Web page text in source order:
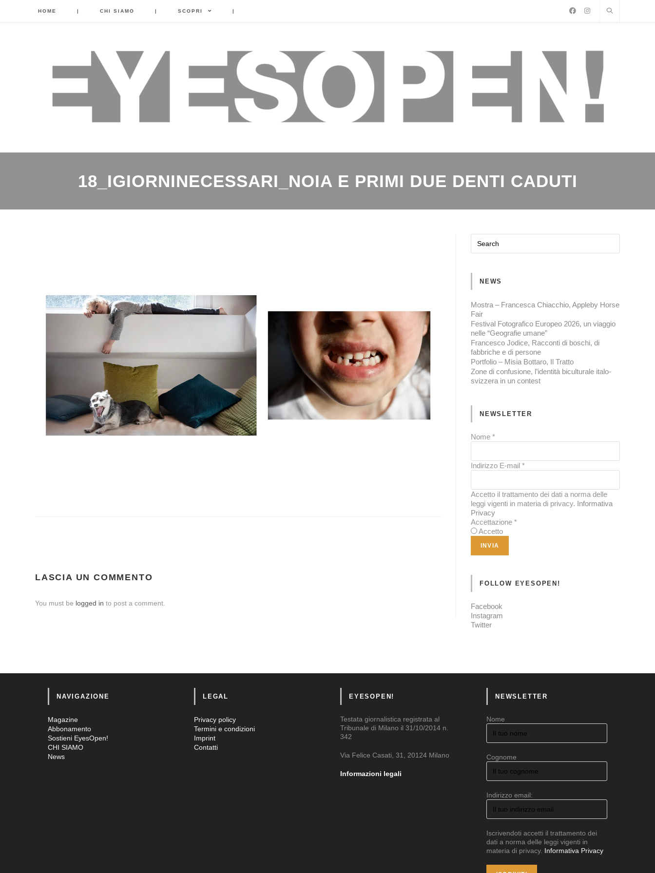
HOME | CHI SIAMO | SCOPRI |
18_IGIORNINECESSARI_NOIA E PRIMI DUE DENTI CADUTI
LASCIA UN COMMENTO
You must be logged in to post a comment.
NEWS
Mostra – Francesca Chiacchio, Appleby Horse
Fair
Festival Fotografico Europeo 2026, un viaggio
nelle “Geografie umane”
Francesco Jodice, Racconti di boschi, di
fabbriche e di persone
Portfolio – Misia Bottaro, Il Tratto
Zone di confusione, l’identità biculturale italo-
svizzera in un contest
NEWSLETTER
Nome *
Indirizzo E-mail *
Accetto il trattamento dei dati a norma delle
leggi vigenti in materia di privacy. Informativa
Privacy
Accettazione *
Accetto
FOLLOW EYESOPEN!
Facebook
Instagram
Twitter
NAVIGAZIONE
Magazine
Abbonamento
Sostieni EyesOpen!
CHI SIAMO
News
LEGAL
Privacy policy
Termini e condizioni
Imprint
Contatti
EYESOPEN!
Testata giornalistica registrata al
Tribunale di Milano il 31/10/2014 n.
342
Via Felice Casati, 31, 20124 Milano
Informazioni legali
NEWSLETTER
Nome
Cognome
Indirizzo email:
Iscrivendoti accetti il trattamento dei
dati a norma delle leggi vigenti in
materia di privacy. Informativa Privacy